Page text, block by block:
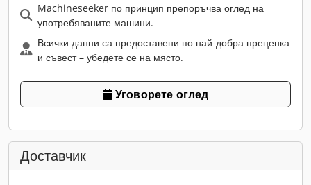
Machineseeker по принцип препоръчва оглед на
употребяваните машини.
Всички данни са предоставени по най-добра преценка
и съвест – убедете се на място.
Уговорете оглед
Доставчик